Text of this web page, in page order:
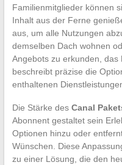
Familienmitglieder können
Inhalt aus der Ferne
aus, um alle Nutzungen
demselben Dach wohnen
Angebots zu erkunden, das
beschreibt präzise die
enthaltenen
Die Stärke des Canal
Abonnent gestaltet sein
Optionen hinzu oder
Wünschen. Diese
zu einer Lösung, die den